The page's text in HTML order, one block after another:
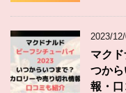
2023/12/
マク
つか
報・